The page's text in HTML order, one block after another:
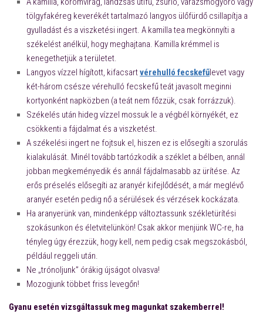
tölgyfakéreg keverékét tartalmazó langyos ülőfürdő csillapítja a
gyulladást és a viszketési ingert. A kamilla tea megkönnyíti a
székelést anélkül, hogy meghajtana. Kamilla krémmel is
kenegethetjük a területet.
Langyos vízzel hígított, kifacsartvérehulló fecskefű levet vagy
két-három csésze vérehulló fecskefű teát javasolt meginni
kortyonként napközben (a teát nem főzzük, csak forrázzuk).
Székelés után hideg vízzel mossuk le a végbél környékét, ez
csökkenti a fájdalmat és a viszketést.
A székelési ingert ne fojtsuk el, hiszen ez is elősegíti a szorulás
kialakulását. Minél tovább tartózkodik a széklet a bélben, annál
jobban megkeményedik és annál fájdalmasabb az ürítése. Az
erős préselés elősegíti az aranyér kifejlődését, a már meglévő
aranyér esetén pedig nő a sérülések és vérzések kockázata.
Ha aranyerünk van, mindenképp változtassunk székletürítési
szokásunkon és életvitelünkön! Csak akkor menjünk WC-re, ha
tényleg úgy érezzük, hogy kell, nem pedig csak megszokásból,
például reggeli után.
Ne „trónoljunk” órákig újságot olvasva!
Mozogjunk többet friss levegőn!
Gyanu esetén vizsgáltassuk meg magunkat szakemberrel!